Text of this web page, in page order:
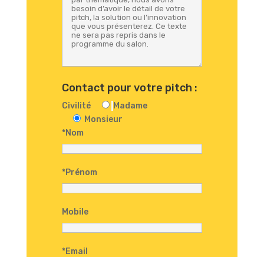
Contact pour votre pitch :
Civilité
Madame
Monsieur
*Nom
*Prénom
Mobile
*Email